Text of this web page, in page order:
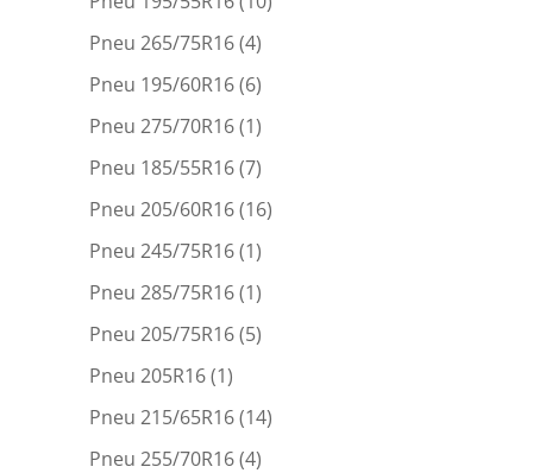
Pneu 265/75R16(4)
Pneu 195/60R16(6)
Pneu 275/70R16(1)
Pneu 185/55R16(7)
Pneu 205/60R16(16)
Pneu 245/75R16(1)
Pneu 285/75R16(1)
Pneu 205/75R16(5)
Pneu 205R16(1)
Pneu 215/65R16(14)
Pneu 255/70R16(4)